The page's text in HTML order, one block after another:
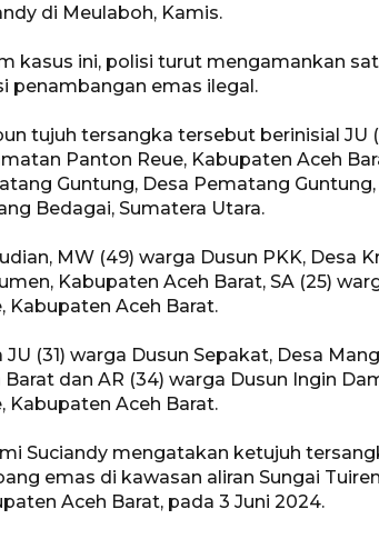
di Meulaboh, Kamis.
kasus ini, polisi turut mengamankan
penambangan emas ilegal.
tujuh tersangka tersebut berinisial JU
Panton Reue, Kabupaten Aceh
Guntung, Desa Pematang
Bedagai, Sumatera Utara.
MW (49) warga Dusun PKK, Desa
Kabupaten Aceh Barat, SA (25)
Kabupaten Aceh Barat.
JU (31) warga Dusun Sepakat, Desa
Barat dan AR (34) warga Dusun Ingin
Kabupaten Aceh Barat.
Suciandy mengatakan ketujuh
emas di kawasan aliran Sungai
Aceh Barat, pada 3 Juni 2024.